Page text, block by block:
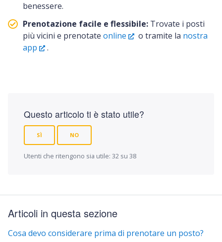
benessere.
Prenotazione facile e flessibile: Trovate i posti
più vicini e prenotate online o tramite la nostra
app
.
Questo articolo ti è stato utile?
SÌ NO
Utenti che ritengono sia utile: 32 su 38
Articoli in questa sezione
Cosa devo considerare prima di prenotare un posto?